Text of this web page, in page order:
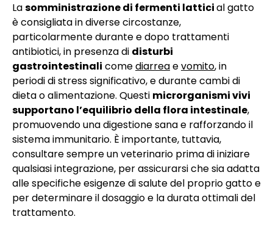
Lasomministrazione di fermenti latticial gatto
è consigliata in diverse circostanze,
particolarmente durante e dopo trattamenti
antibiotici, in presenza di disturbi
gastrointestinali comediarreaevomito, in
periodi di stress significativo, e durante cambi di
dieta o alimentazione. Questi microrganismi vivi
supportano l’equilibrio della flora intestinale,
promuovendo una digestione sana e rafforzando il
sistema immunitario. È importante, tuttavia,
consultare sempre un veterinario prima di iniziare
qualsiasi integrazione, per assicurarsi che sia adatta
alle specifiche esigenze di salute del proprio gatto e
per determinare il dosaggio e la durata ottimali del
trattamento.